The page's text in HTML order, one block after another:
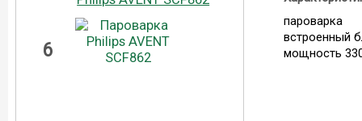
6
пароварка
встроенный
мощность